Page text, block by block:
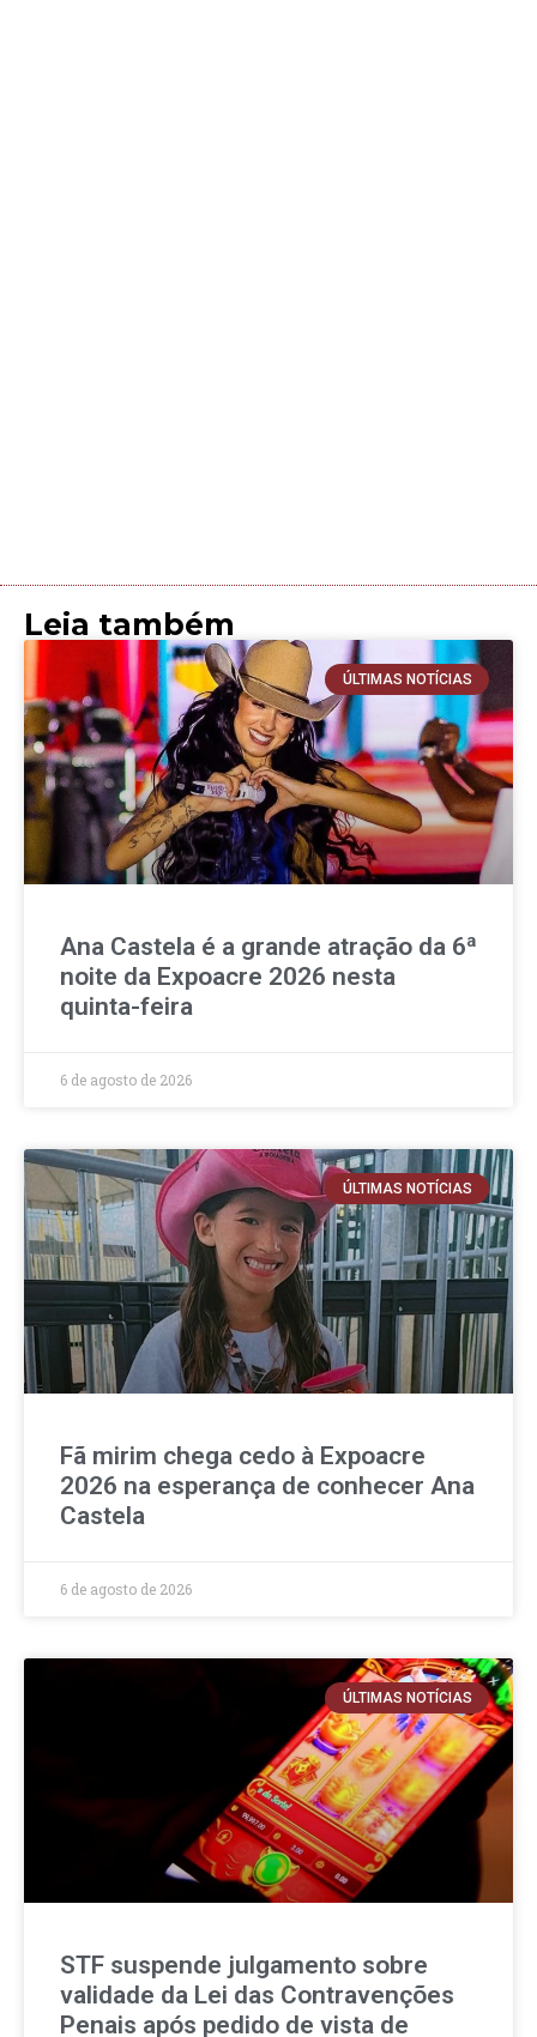
Leia também
ÚLTIMAS NOTÍCIAS
Ana Castela é a grande atração da 6ª
noite da Expoacre 2026 nesta
quinta-feira
6 de agosto de 2026
ÚLTIMAS NOTÍCIAS
Fã mirim chega cedo à Expoacre
2026 na esperança de conhecer Ana
Castela
6 de agosto de 2026
ÚLTIMAS NOTÍCIAS
STF suspende julgamento sobre
validade da Lei das Contravenções
Penais após pedido de vista de